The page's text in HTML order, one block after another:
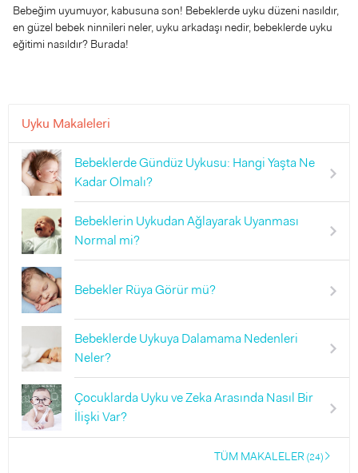
Bebeğim uyumuyor, kabusuna son! Bebeklerde uyku düzeni nasıldır,
en güzel bebek ninnileri neler, uyku arkadaşı nedir, bebeklerde uyku
eğitimi nasıldır? Burada!
Uyku Makaleleri
Bebeklerde Gündüz Uykusu: Hangi Yaşta Ne
Kadar Olmalı?
Bebeklerin Uykudan Ağlayarak Uyanması
Normal mi?
Bebekler Rüya Görür mü?
Bebeklerde Uykuya Dalamama Nedenleri
Neler?
Çocuklarda Uyku ve Zeka Arasında Nasıl Bir
İlişki Var?
TÜM MAKALELER (24) right